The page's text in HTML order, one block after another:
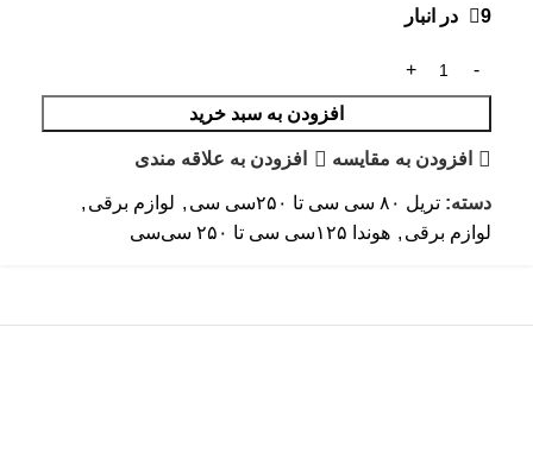
9 در انبار
افزودن به سبد خرید
افزودن به مقایسه افزودن به علاقه مندی
دسته: تریل ۸۰ سی سی تا ۲۵۰سی سی , لوازم برقی ,
لوازم برقی , هوندا ۱۲۵سی سی تا ۲۵۰ سی‌سی